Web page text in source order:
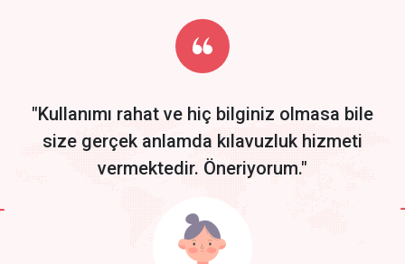
Start by trying our service for 30 days free trial no credit card
required.
"Kullanımı rahat ve hiç bilginiz olmasa bile
size gerçek anlamda kılavuzluk hizmeti
vermektedir. Öneriyorum."